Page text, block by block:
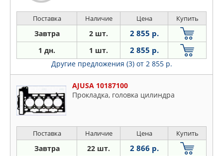
Поставка Наличие Цена Купить
Завтра 2 шт. 2 855 р.
1 дн. 1 шт. 2 855 р.
Другие предложения (3) от 2 855 р.
AJUSA 10187100
Прокладка, головка цилиндра
Поставка Наличие Цена Купить
Завтра 22 шт. 2 866 р.